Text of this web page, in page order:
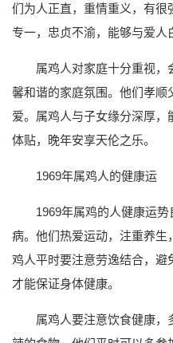
们为人正直，重情重义，有
专一，忠贞不渝，能够与爱人
属鸡人对家庭十分重视，
馨和谐的家庭氛围。他们孝
爱。属鸡人与子女缘分深厚
体贴，晚年安享天伦之乐。
1969年属鸡人的健康运
1969年属鸡的人健康运
病。他们热爱运动，注重养生
鸡人平时要注意劳逸结合，避
才能保证身体健康。
属鸡人要注意饮食健康